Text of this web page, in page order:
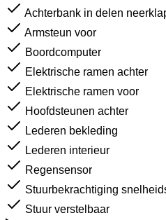
Achterbank in delen
Armsteun voor
Boordcomputer
Elektrische ramen achter
Elektrische ramen voor
Hoofdsteunen achter
Lederen bekleding
Lederen interieur
Regensensor
Stuurbekrachtiging
Stuur verstelbaar